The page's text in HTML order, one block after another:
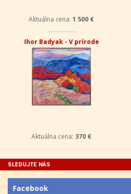
Aktuálna cena: 1 500 €
Ihor Badyak - V prírode
Aktuálna cena: 370 €
SLEDUJTE NÁS
Facebook